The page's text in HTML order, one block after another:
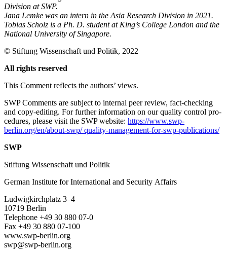
Division at SWP.
Jana Lemke was an intern in the Asia Research Division in 2021.
Tobias Scholz is a Ph. D. student at King’s College London and the
National University of Singapore.
© Stiftung Wissenschaft und Politik, 2022
All rights reserved
This Comment reflects the authors’ views.
SWP Comments are subject to internal peer review, fact-checking
and copy-editing. For further information on our quality control pro­
cedures, please visit the SWP website: https://www.swp-
berlin.org/en/about-swp/ quality-management-for-swp-publications/
SWP
Stiftung Wissenschaft und Politik
German Institute for International and Security Affairs
Ludwigkirchplatz 3–4
10719 Berlin
Telephone +49 30 880 07-0
Fax +49 30 880 07-100
www.swp-berlin.org
swp@swp-berlin.org